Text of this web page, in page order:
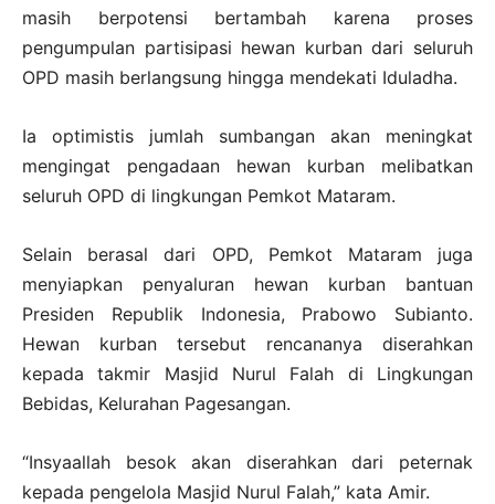
masih berpotensi bertambah karena proses
pengumpulan partisipasi hewan kurban dari seluruh
OPD masih berlangsung hingga mendekati Iduladha.
Ia optimistis jumlah sumbangan akan meningkat
mengingat pengadaan hewan kurban melibatkan
seluruh OPD di lingkungan Pemkot Mataram.
Selain berasal dari OPD, Pemkot Mataram juga
menyiapkan penyaluran hewan kurban bantuan
Presiden Republik Indonesia, Prabowo Subianto.
Hewan kurban tersebut rencananya diserahkan
kepada takmir Masjid Nurul Falah di Lingkungan
Bebidas, Kelurahan Pagesangan.
“Insyaallah besok akan diserahkan dari peternak
kepada pengelola Masjid Nurul Falah,” kata Amir.